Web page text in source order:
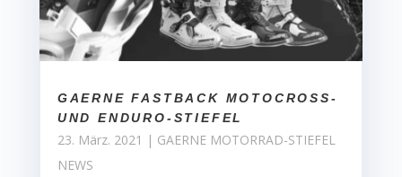
GAERNE FASTBACK MOTOCROSS-
UND ENDURO-STIEFEL
23. März. 2021 | GAERNE MOTORRAD-STIEFEL
NEWS